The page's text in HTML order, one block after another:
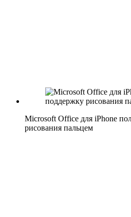
Microsoft Office для iPhone
рисования пальцем